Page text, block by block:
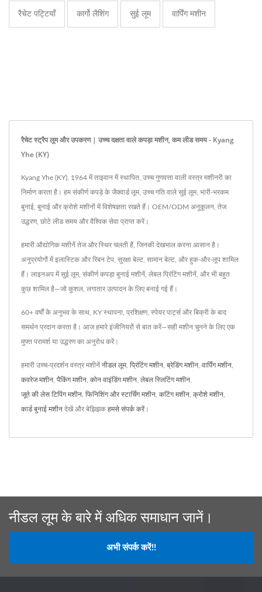
रैचेट पट्टियाँ कार्गो लैशिंग सुई लूम वार्पिंग मशीन
रैचेट स्ट्रैप लूम और उपकरण | उच्च दक्षता वाले कपड़ा मशीन, कम लीड समय - Kyang
Yhe (KY)
Kyang Yhe (KY), 1964 में ताइवान में स्थापित, उच्च गुणवत्ता वाली वस्त्र मशीनरी का
निर्माण करता है। हम संकीर्ण कपड़े के जैक्वार्ड लूम, उच्च गति वाले सुई लूम, भारी-भरकम
बुनाई, बुनाई और क्रोशे मशीनों में विशेषज्ञता रखते हैं। OEM/ODM अनुकूलन, तेज
उद्धरण, छोटे लीड समय और वैश्विक सेवा प्राप्त करें।
हमारी औद्योगिक मशीनें तेज और स्थिर चलती हैं, जिनकी देखभाल करना आसान है।
अनुप्रयोगों में इलास्टिक और रिबन टेप, सुरक्षा बेल्ट, सामान बेल्ट, और हुक-और-लूप शामिल
हैं। लाइनअप में सुई लूम, संकीर्ण कपड़ा बुनाई मशीनें, लेबल प्रिंटिंग मशीनें, और भी बहुत
कुछ शामिल है—जो कुशल, लगातार उत्पादन के लिए बनाई गई हैं।
60+ वर्षों के अनुभव के साथ, KY स्थापना, प्रशिक्षण, स्पेयर पार्ट्स और बिक्री के बाद
समर्थन प्रदान करता है। आज हमारे इंजीनियरों से बात करें—सही मशीन चुनने के लिए एक
मुफ्त परामर्श या उद्धरण का अनुरोध करें।
हमारी उच्च-प्रदर्शन वस्त्र मशीनें नीडल लूम, प्रिंटिंग मशीन ब्रेडिंग मशीन वार्पिंग मशीन
कवरेज मशीन पैकिंग मशीन कोन वाइंडिंग मशीन लेबल स्लिटिंग मशीन
जूते की लेस टिपिंग मशीन फिनिशिंग और स्टार्चिंग मशीन कटिंग मशीन क्रोशे मशीन
कार्ड बुनाई मशीन देखें और बेझिझक हमसे संपर्क करें।
नीडल लूम के बारे में अधिक समाधान जानें।
अभी संपर्क करें!!